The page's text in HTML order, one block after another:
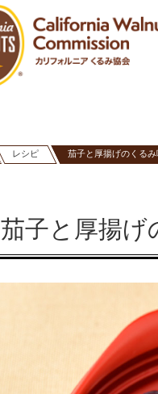
レシピ 茄子と厚揚げのくるみ
茄子と厚揚げ